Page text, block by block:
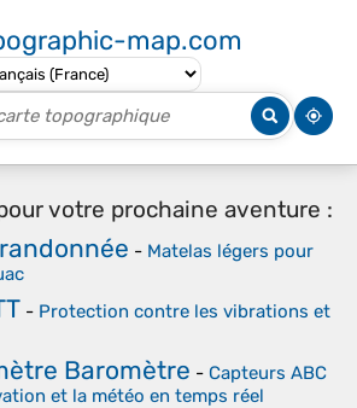
map.com
votre prochaine aventure :
- Matelas légers pour
- Protection contre les vibrations et
Baromètre - Capteurs ABC
et la météo en temps réel